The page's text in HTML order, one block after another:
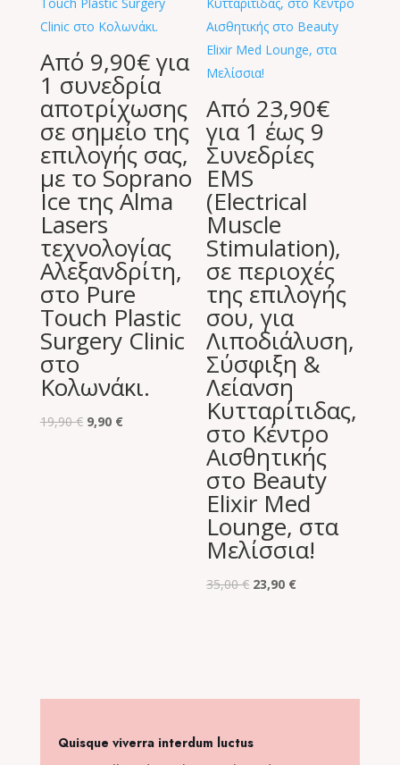
Από 9,90€ για
1 συνεδρία
αποτρίχωσης
σε σημείο της
επιλογής σας,
με το Soprano
Ιce της Alma
Lasers
τεχνολογίας
Aλεξανδρίτη,
στο Pure
Touch Plastic
Surgery Clinic
στο
Κολωνάκι.
19,90€ Original
9,90 €Η
Από 23,90€
για 1 έως 9
Συνεδρίες
EMS
(Electrical
Muscle
Stimulation),
σε περιοχές
της επιλογής
σου, για
Λιποδιάλυση,
Σύσφιξη &
Λείανση
Κυτταρίτιδας,
στο Κέντρο
Αισθητικής
στο Beauty
Elixir Med
Lounge, στα
Μελίσσια!
35,00€ Original
23,90 €
Quisque viverra interdum luctus